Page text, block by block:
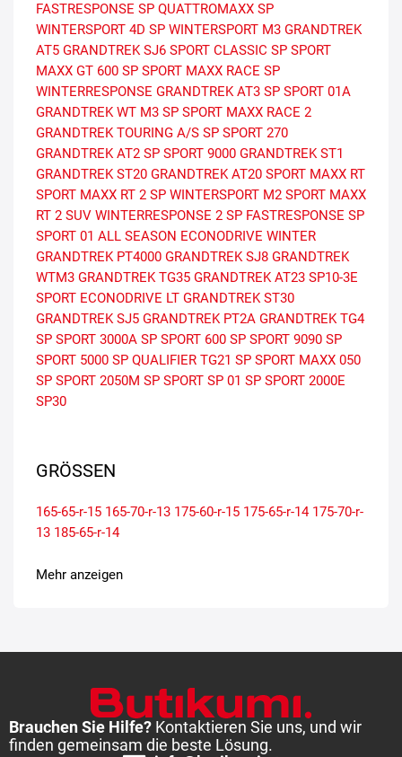
FASTRESPONSE SP QUATTROMAXX SP
WINTERSPORT 4D SP WINTERSPORT M3 GRANDTREK
AT5 GRANDTREK SJ6 SPORT CLASSIC SP SPORT
MAXX GT 600 SP SPORT MAXX RACE SP
WINTERRESPONSE GRANDTREK AT3 SP SPORT 01A
GRANDTREK WT M3 SP SPORT MAXX RACE 2
GRANDTREK TOURING A/S SP SPORT 270
GRANDTREK AT2 SP SPORT 9000 GRANDTREK ST1
GRANDTREK ST20 GRANDTREK AT20 SPORT MAXX RT
SPORT MAXX RT 2 SP WINTERSPORT M2 SPORT MAXX
RT 2 SUV WINTERRESPONSE 2 SP FASTRESPONSE SP
SPORT 01 ALL SEASON ECONODRIVE WINTER
GRANDTREK PT4000 GRANDTREK SJ8 GRANDTREK
WTM3 GRANDTREK TG35 GRANDTREK AT23 SP10-3E
SPORT ECONODRIVE LT GRANDTREK ST30
GRANDTREK SJ5 GRANDTREK PT2A GRANDTREK TG4
SP SPORT 3000A SP SPORT 600 SP SPORT 9090 SP
SPORT 5000 SP QUALIFIER TG21 SP SPORT MAXX 050
SP SPORT 2050M SP SPORT SP 01 SP SPORT 2000E
SP30
GRÖSSEN
165-65-r-15 165-70-r-13 175-60-r-15 175-65-r-14 175-70-r-
13 185-65-r-14
Mehr anzeigen
Brauchen Sie Hilfe? Kontaktieren Sie uns, und wir
finden gemeinsam die beste Lösung.